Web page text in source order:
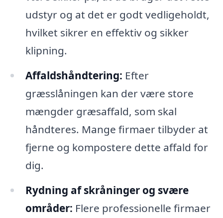
udstyr og at det er godt vedligeholdt,
hvilket sikrer en effektiv og sikker
klipning.
Affaldshåndtering: Efter
græsslåningen kan der være store
mængder græsaffald, som skal
håndteres. Mange firmaer tilbyder at
fjerne og kompostere dette affald for
dig.
Rydning af skråninger og svære
områder: Flere professionelle firmaer